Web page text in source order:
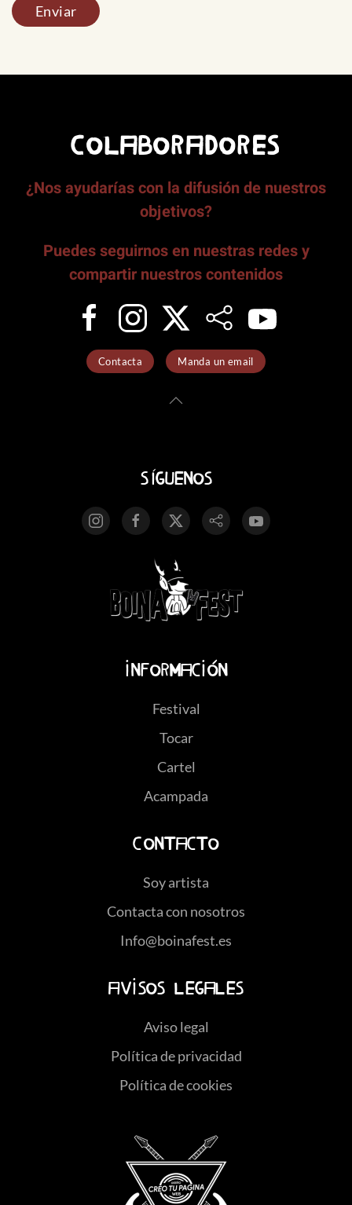
Enviar
COLABORADORES
¿Nos ayudarías con la difusión de nuestros
objetivos?
Puedes seguirnos en nuestras redes y
compartir nuestros contenidos
Contacta Manda un email
Síguenos
Información
Festival
Tocar
Cartel
Acampada
Contacto
Soy artista
Contacta con nosotros
Info@boinafest.es
Avisos legales
Aviso legal
Política de privacidad
Política de cookies